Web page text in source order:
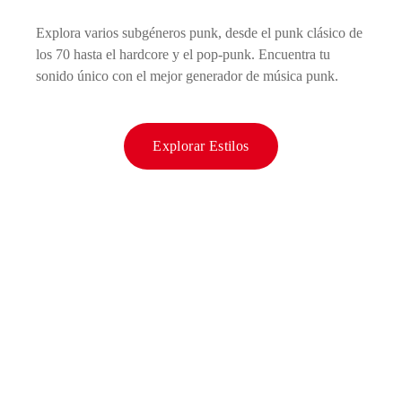
Explora varios subgéneros punk, desde el punk clásico de
los 70 hasta el hardcore y el pop-punk. Encuentra tu
sonido único con el mejor generador de música punk.
Explorar Estilos